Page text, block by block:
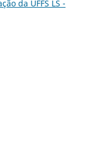
da UFFS LS -